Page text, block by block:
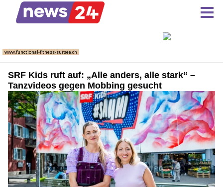
SRF Kids ruft auf: „Alle anders, alle stark“ –
Tanzvideos gegen Mobbing gesucht